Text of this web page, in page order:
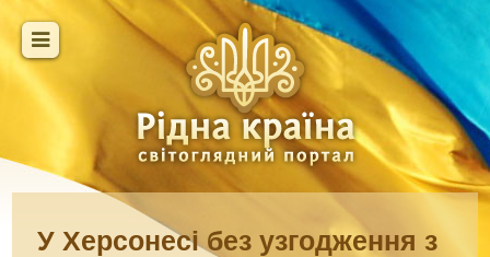
У Херсонесі без узгодження з